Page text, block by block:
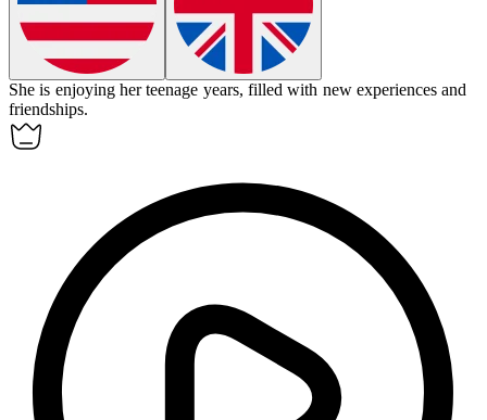
She is enjoying herteenage years, filled with new experiences and
friendships.